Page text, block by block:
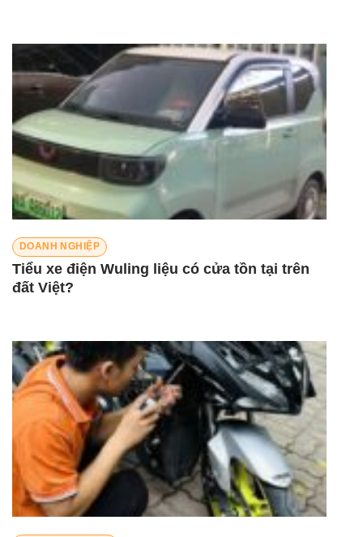
DOANH NGHIỆP
Tiểu xe điện Wuling liệu có cửa tồn tại trên
đất Việt?